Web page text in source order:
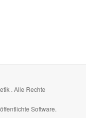
. Alle Rechte
Software.